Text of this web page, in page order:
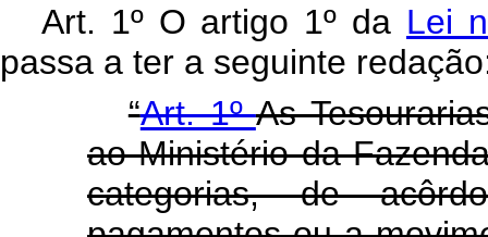
Art. 1º O artigo 1º da Lei
passa a ter a seguinte
“Art. 1ºAs
ao Ministério da
categorias, de